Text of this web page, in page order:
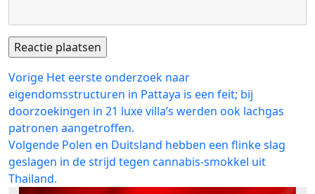
Bericht
navigatie
Vorige Vorig
bericht:
Het eerste onderzoek naar
eigendomsstructuren in Pattaya is een feit; bij
doorzoekingen in 21 luxe villa’s werden ook lachgas
patronen aangetroffen.
Volgende Volgend
bericht:
Polen en Duitsland hebben een flinke slag
geslagen in de strijd tegen cannabis-smokkel uit
Thailand.